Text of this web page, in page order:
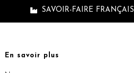
SAVOIR-FAIRE FRANÇAIS
En savoir plus